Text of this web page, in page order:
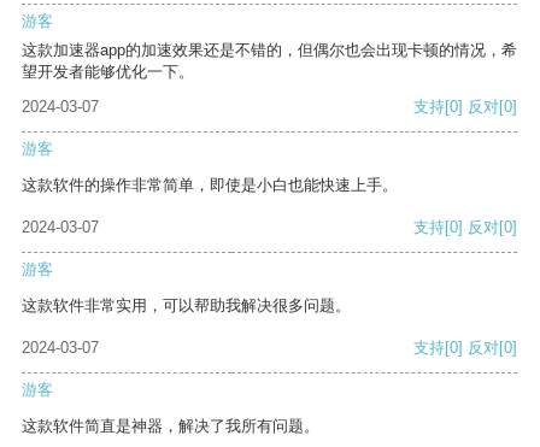
游客
这款加速器app的加速效果还是不错的，但偶尔也会出现卡顿的情况，希
望开发者能够优化一下。
2024-03-07
支持[0] 反对[0]
游客
这款软件的操作非常简单，即使是小白也能快速上手。
2024-03-07 支持[0] 反对[0]
游客
这款软件非常实用，可以帮助我解决很多问题。
2024-03-07 支持[0] 反对[0]
游客
这款软件简直是神器，解决了我所有问题。